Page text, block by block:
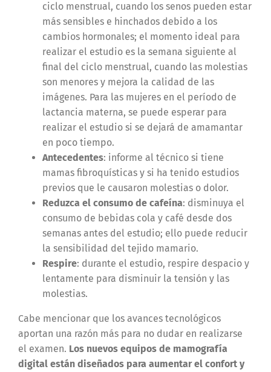
ciclo menstrual, cuando los senos pueden estar
más sensibles e hinchados debido a los
cambios hormonales; el momento ideal para
realizar el estudio es la semana siguiente al
final del ciclo menstrual, cuando las molestias
son menores y mejora la calidad de las
imágenes. Para las mujeres en el período de
lactancia materna, se puede esperar para
realizar el estudio si se dejará de amamantar
en poco tiempo.
Antecedentes: informe al técnico si tiene
mamas fibroquísticas y si ha tenido estudios
previos que le causaron molestias o dolor.
Reduzca el consumo de cafeína: disminuya el
consumo de bebidas cola y café desde dos
semanas antes del estudio; ello puede reducir
la sensibilidad del tejido mamario.
Respire: durante el estudio, respire despacio y
lentamente para disminuir la tensión y las
molestias.
Cabe mencionar que los avances tecnológicos
aportan una razón más para no dudar en realizarse
el examen. Los nuevos equipos de mamografía
digital están diseñados para aumentar el confort y